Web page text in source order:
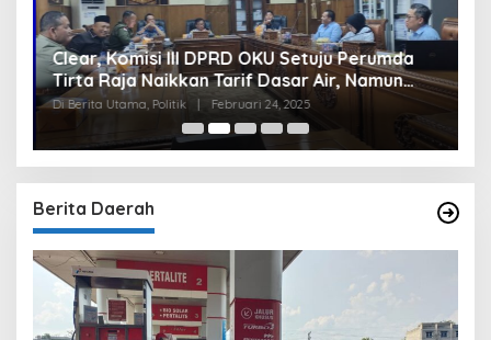
Clear, Komisi III DPRD OKU Setuju Perumda
Tirta Raja Naikkan Tarif Dasar Air, Namun
Bersyarat
Di Berita Utama, Politik Februari 24, 2025
Berita Daerah